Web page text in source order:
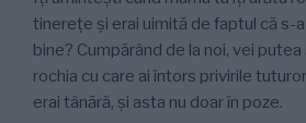
tinerețe și erai uimită de faptul că s-
bine? Cumpărând de la noi, vei
rochia cu care ai întors privirile
erai tânără, și asta nu doar în poze.